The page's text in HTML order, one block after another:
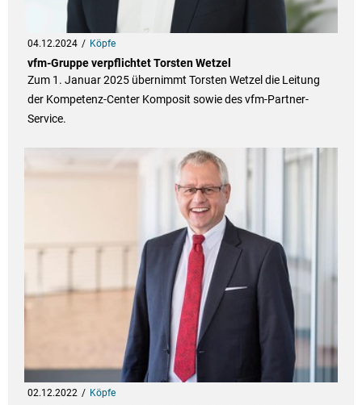
04.12.2024 Köpfe
vfm-Gruppe verpflichtet Torsten Wetzel
Zum 1. Januar 2025 übernimmt Torsten Wetzel die Leitung
der Kompetenz-Center Komposit sowie des vfm-Partner-
Service.
02.12.2022 Köpfe